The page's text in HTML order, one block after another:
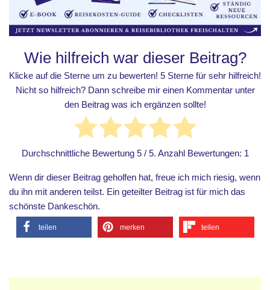
Wie hilfreich war dieser Beitrag?
Klicke auf die Sterne um zu bewerten! 5 Sterne für sehr hilfreich!
Nicht so hilfreich? Dann schreibe mir einen Kommentar unter
den Beitrag was ich ergänzen sollte!
Durchschnittliche Bewertung 5/ 5. Anzahl Bewertungen: 1
Wenn dir dieser Beitrag geholfen hat, freue ich mich riesig, wenn
du ihn mit anderen teilst. Ein geteilter Beitrag ist für mich das
schönste Dankeschön.
teilen merken teilen